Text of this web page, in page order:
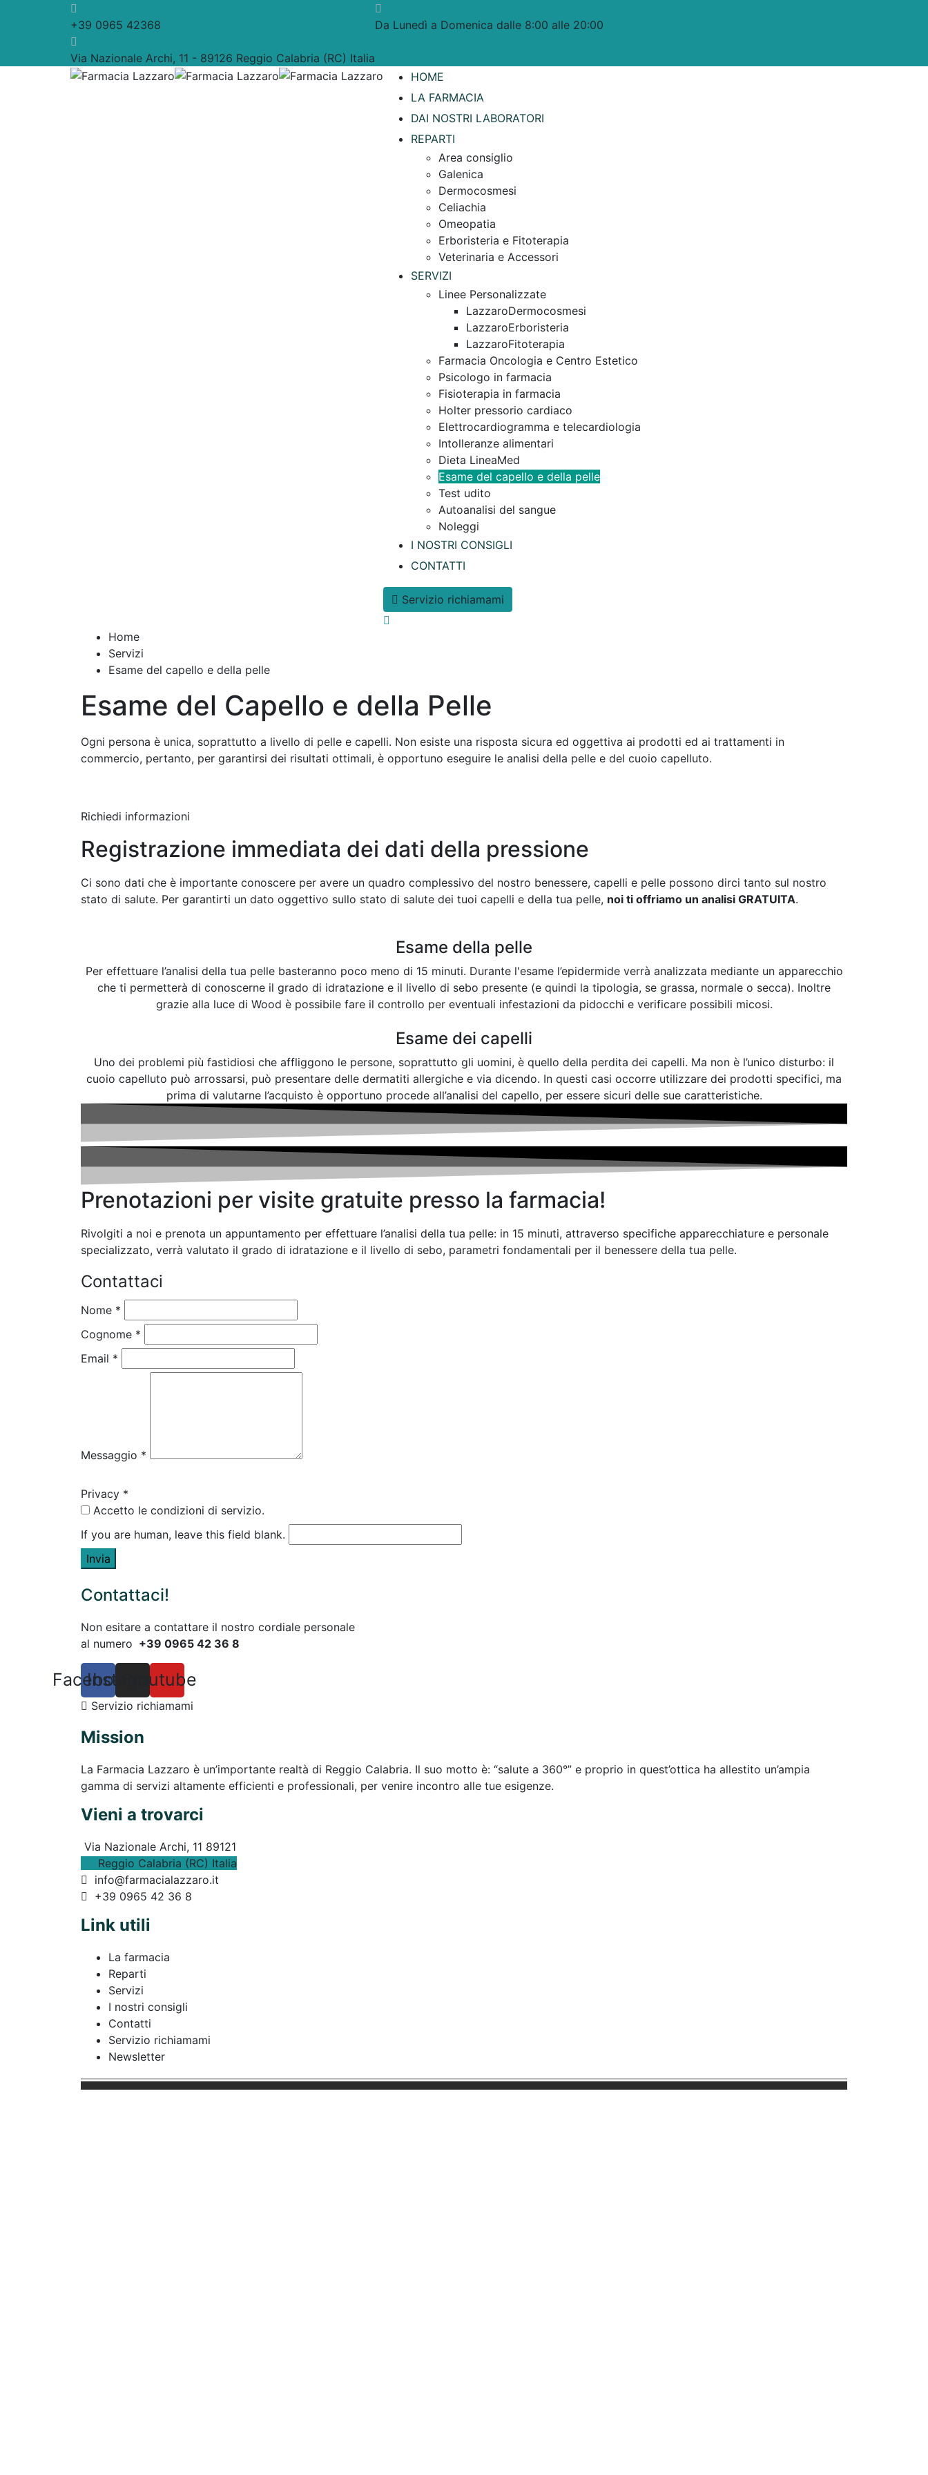
+39 0965 42368
Via Nazionale Archi, 11 - 89126 Reggio Calabria (RC) Italia
Da Lunedì a Domenica dalle 8:00 alle 20:00
HOME
LA FARMACIA
DAI NOSTRI LABORATORI
REPARTI
Area consiglio
Galenica
Dermocosmesi
Celiachia
Omeopatia
Erboristeria e Fitoterapia
Veterinaria e Accessori
SERVIZI
Linee Personalizzate
LazzaroDermocosmesi
LazzaroErboristeria
LazzaroFitoterapia
Farmacia Oncologia e Centro Estetico
Psicologo in farmacia
Fisioterapia in farmacia
Holter pressorio cardiaco
Elettrocardiogramma e telecardiologia
Intolleranze alimentari
Dieta LineaMed
Esame del capello e della pelle
Test udito
Autoanalisi del sangue
Noleggi
I NOSTRI CONSIGLI
CONTATTI
Servizio richiamami
Home
Servizi
Esame del capello e della pelle
Esame del Capello e della Pelle
Ogni persona è unica, soprattutto a livello di pelle e capelli. Non esiste una risposta sicura ed oggettiva ai prodotti ed ai trattamenti in
commercio, pertanto, per garantirsi dei risultati ottimali, è opportuno eseguire le analisi della pelle e del cuoio capelluto.
Richiedi informazioni
Registrazione immediata dei dati della pressione
Ci sono dati che è importante conoscere per avere un quadro complessivo del nostro benessere, capelli e pelle possono dirci tanto sul nostro
stato di salute. Per garantirti un dato oggettivo sullo stato di salute dei tuoi capelli e della tua pelle, noi ti offriamo un analisi GRATUITA.
Esame della pelle
Per effettuare l’analisi della tua pelle basteranno poco meno di 15 minuti. Durante l'esame l’epidermide verrà analizzata mediante un apparecchio
che ti permetterà di conoscerne il grado di idratazione e il livello di sebo presente (e quindi la tipologia, se grassa, normale o secca). Inoltre
grazie alla luce di Wood è possibile fare il controllo per eventuali infestazioni da pidocchi e verificare possibili micosi.
Esame dei capelli
Uno dei problemi più fastidiosi che affliggono le persone, soprattutto gli uomini, è quello della perdita dei capelli. Ma non è l’unico disturbo: il
cuoio capelluto può arrossarsi, può presentare delle dermatiti allergiche e via dicendo. In questi casi occorre utilizzare dei prodotti specifici, ma
prima di valutarne l’acquisto è opportuno procede all’analisi del capello, per essere sicuri delle sue caratteristiche.
Prenotazioni per visite gratuite presso la farmacia!
Rivolgiti a noi e prenota un appuntamento per effettuare l’analisi della tua pelle: in 15 minuti, attraverso specifiche apparecchiature e personale
specializzato, verrà valutato il grado di idratazione e il livello di sebo, parametri fondamentali per il benessere della tua pelle.
Contattaci
Nome *
Cognome *
Email *
Messaggio *
Privacy *
Accetto le condizioni di servizio.
If you are human, leave this field blank.
Invia
Contattaci!
Non esitare a contattare il nostro cordiale personale
al numero +39 0965 42 36 8
Facebook
InstagramYoutube
Servizio richiamami
Mission
La Farmacia Lazzaro è un’importante realtà di Reggio Calabria. Il suo motto è: “salute a 360°” e proprio in quest’ottica ha allestito un’ampia
gamma di servizi altamente efficienti e professionali, per venire incontro alle tue esigenze.
Vieni a trovarci
Via Nazionale Archi, 11 89121
Reggio Calabria (RC) Italia
info@farmacialazzaro.it
+39 0965 42 36 8
Link utili
La farmacia
Reparti
Servizi
I nostri consigli
Contatti
Servizio richiamami
Newsletter